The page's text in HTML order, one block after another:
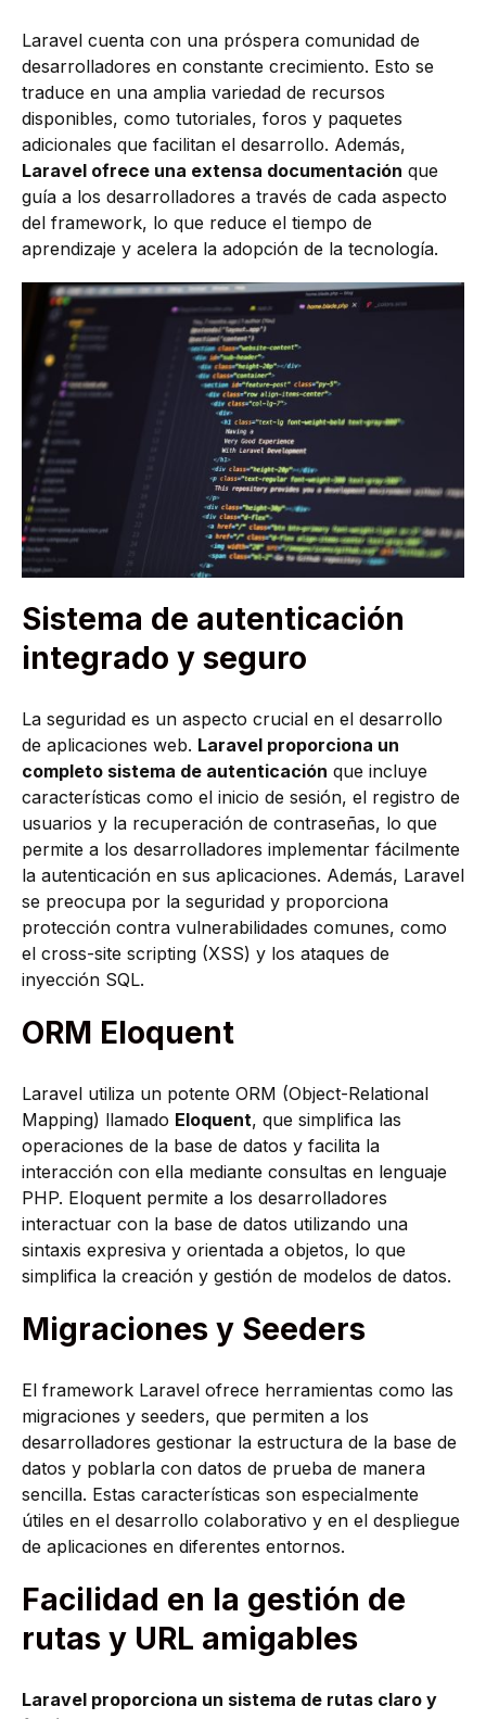
Laravel cuenta con una próspera comunidad de
desarrolladores en constante crecimiento. Esto se
traduce en una amplia variedad de recursos
disponibles, como tutoriales, foros y paquetes
adicionales que facilitan el desarrollo. Además,
Laravel ofrece una extensa documentación que
guía a los desarrolladores a través de cada aspecto
del framework, lo que reduce el tiempo de
aprendizaje y acelera la adopción de la tecnología.
Sistema de autenticación
integrado y seguro
La seguridad es un aspecto crucial en el desarrollo
de aplicaciones web. Laravel proporciona un
completo sistema de autenticación que incluye
características como el inicio de sesión, el registro de
usuarios y la recuperación de contraseñas, lo que
permite a los desarrolladores implementar fácilmente
la autenticación en sus aplicaciones. Además, Laravel
se preocupa por la seguridad y proporciona
protección contra vulnerabilidades comunes, como
el cross-site scripting (XSS) y los ataques de
inyección SQL.
ORM Eloquent
Laravel utiliza un potente ORM (Object-Relational
Mapping) llamado Eloquent, que simplifica las
operaciones de la base de datos y facilita la
interacción con ella mediante consultas en lenguaje
PHP. Eloquent permite a los desarrolladores
interactuar con la base de datos utilizando una
sintaxis expresiva y orientada a objetos, lo que
simplifica la creación y gestión de modelos de datos.
Migraciones y Seeders
El framework Laravel ofrece herramientas como las
migraciones y seeders, que permiten a los
desarrolladores gestionar la estructura de la base de
datos y poblarla con datos de prueba de manera
sencilla. Estas características son especialmente
útiles en el desarrollo colaborativo y en el despliegue
de aplicaciones en diferentes entornos.
Facilidad en la gestión de
rutas y URL amigables
Laravel proporciona un sistema de rutas claro y